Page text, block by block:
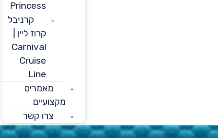
Princess
קרניבל
קרוז ליין |
Carnival
Cruise
מאמרים
מקצועיים
צרו קשר